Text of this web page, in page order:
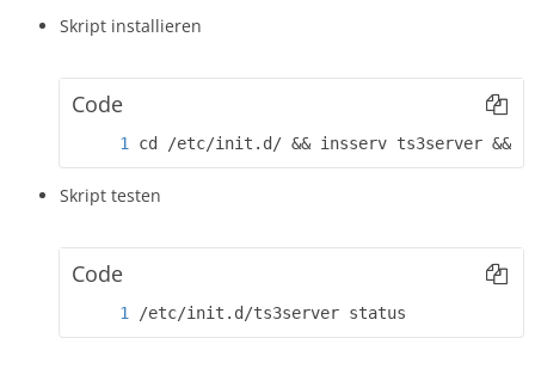
Skript installieren
Code
cd /etc/init.d/ && insserv ts3server &&
Skript testen
Code
/etc/init.d/ts3server status